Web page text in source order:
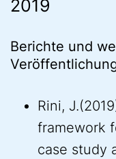
2019
Berichte und
Rini,
framework
case study